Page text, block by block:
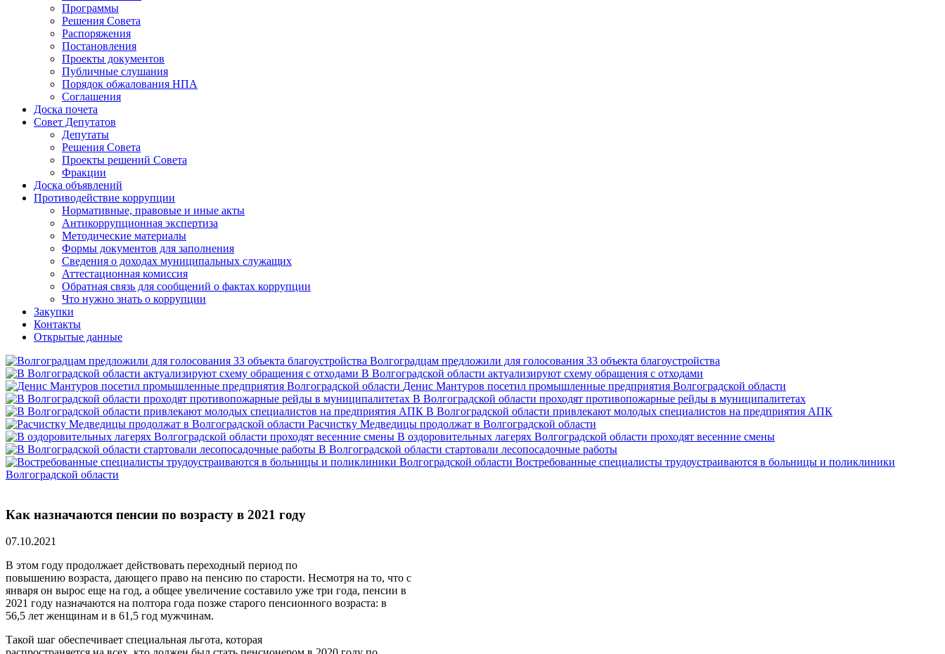
Программы
Решения Совета
Распоряжения
Постановления
Проекты документов
Публичные слушания
Порядок обжалования НПА
Соглашения
Доска почета
Совет Депутатов
Депутаты
Решения Совета
Проекты решений Совета
Фракции
Доска объявлений
Противодействие коррупции
Нормативные, правовые и иные акты
Антикоррупционная экспертиза
Методические материалы
Формы документов для заполнения
Сведения о доходах муниципальных служащих
Аттестационная комиссия
Обратная связь для сообщений о фактах коррупции
Что нужно знать о коррупции
Закупки
Контакты
Открытые данные
Волгоградцам предложили для голосования 33 объекта благоустройства
В Волгоградской области актуализируют схему обращения с отходами
Денис Мантуров посетил промышленные предприятия Волгоградской области
В Волгоградской области проходят противопожарные рейды в муниципалитетах
В Волгоградской области привлекают молодых специалистов на предприятия АПК
Расчистку Медведицы продолжат в Волгоградской области
В оздоровительных лагерях Волгоградской области проходят весенние смены
В Волгоградской области стартовали лесопосадочные работы
Востребованные специалисты трудоустраиваются в больницы и поликлиники
Волгоградской области
Как назначаются пенсии по возрасту в 2021 году
07.10.2021
В этом году продолжает действовать переходный период по
повышению возраста, дающего право на пенсию по старости. Несмотря на то, что с
января он вырос еще на год, а общее увеличение составило уже три года, пенсии в
2021 году назначаются на полтора года позже старого пенсионного возраста: в
56,5 лет женщинам и в 61,5 год мужчинам.
Такой шаг обеспечивает специальная льгота, которая